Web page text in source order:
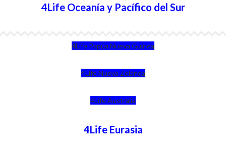
4Life Oceanía y Pacífico del Sur
4Life Papúa Nueva Guinea
4Life Nueva Zelanda
4Life Australia
4Life Eurasia